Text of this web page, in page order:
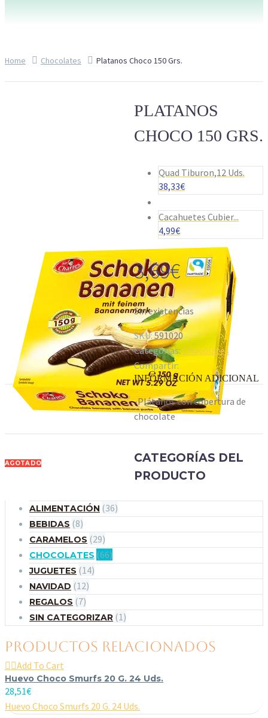
Home Chocolates Platanos Choco 150 Grs.
AGOTADO
PLATANOS
CHOCO 150 GRS.
Quad Tiburon,12 Uds.
38,33€
Cacahuetes Cubier...
4,99€
3,69€
Sin existencias
SKU:591020
Categorías: Chocolates
Compartir:
INFORMACIÓN ADICIONAL
-Plátanos con cobertura de
chocolate
CATEGORÍAS DEL
PRODUCTO
ALIMENTACIÓN (36)
BEBIDAS (8)
CARAMELOS (29)
CHOCOLATES (66)
JUGUETES (14)
NAVIDAD (12)
REGALOS (7)
SIN CATEGORIZAR (1)
PRODUCTOS RELACIONADOS
Add To Cart
Huevo Choco Smurfs 20 G. 24 Uds.
28,51€
Huevo Choco Smurfs 20 G. 24 Uds.